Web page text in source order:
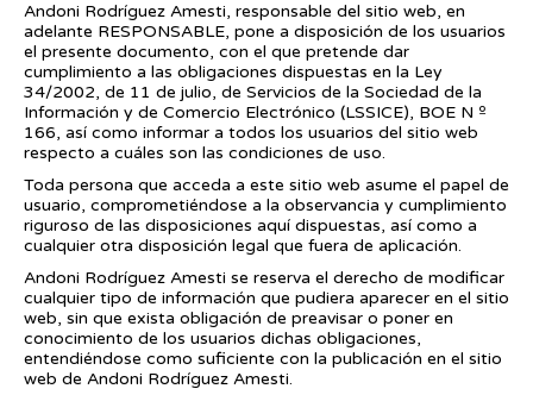
Andoni Rodríguez Amesti, responsable del sitio web, en
adelante RESPONSABLE, pone a disposición de los usuarios
el presente documento, con el que pretende dar
cumplimiento a las obligaciones dispuestas en la Ley
34/2002, de 11 de julio, de Servicios de la Sociedad de la
Información y de Comercio Electrónico (LSSICE), BOE N º
166, así como informar a todos los usuarios del sitio web
respecto a cuáles son las condiciones de uso.
Toda persona que acceda a este sitio web asume el papel de
usuario, comprometiéndose a la observancia y cumplimiento
riguroso de las disposiciones aquí dispuestas, así como a
cualquier otra disposición legal que fuera de aplicación.
Andoni Rodríguez Amesti se reserva el derecho de modificar
cualquier tipo de información que pudiera aparecer en el sitio
web, sin que exista obligación de preavisar o poner en
conocimiento de los usuarios dichas obligaciones,
entendiéndose como suficiente con la publicación en el sitio
web de Andoni Rodríguez Amesti.